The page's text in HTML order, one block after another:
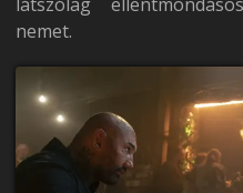
nemet.